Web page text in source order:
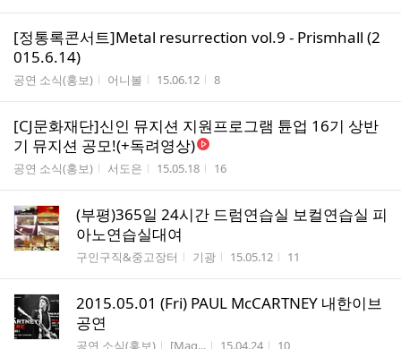
[정통록콘서트]Metal resurrection vol.9 - Prismhall (2
015.6.14)
게시판명
공연 소식(홍보) 작성자
어니볼 작성시간
15.06.12 조회수
8
[CJ문화재단]신인 뮤지션 지원프로그램 튠업 16기 상반
기 뮤지션 공모!(+독려영상)
게시판명
공연 소식(홍보) 작성자
서도은 작성시간
15.05.18 조회수
16
(부평)365일 24시간 드럼연습실 보컬연습실 피
아노연습실대여
게시판명
구인구직&중고장터 작성자
기광 작성시간
15.05.12 조회수
11
2015.05.01 (Fri) PAUL McCARTNEY 내한이브
공연
게시판명
공연 소식(홍보) 작성자
[Mag... 작성시간
15.04.24 조회수
10